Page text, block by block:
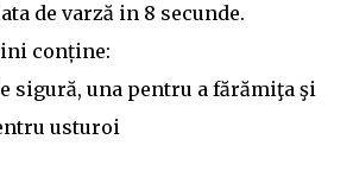
de varză in 8 secunde.
conține:
sigură, una pentru a fărămiţa şi
usturoi